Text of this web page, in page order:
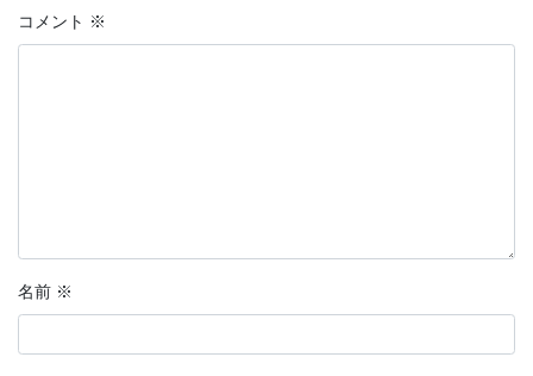
コメント ※
名前 ※